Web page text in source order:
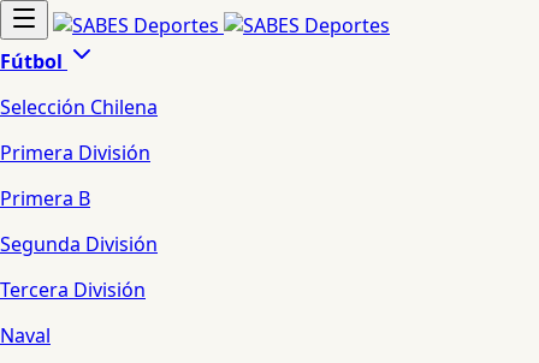
Fútbol
Selección Chilena
Primera División
Primera B
Segunda División
Tercera División
Naval